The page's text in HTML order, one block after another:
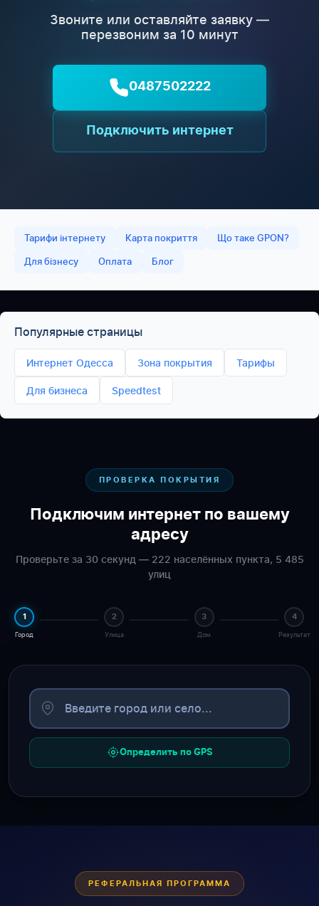
Звоните или оставляйте заявку —
перезвоним за 10 минут
0487502222
Подключить интернет
Тарифи інтернету Карта покриття Що таке GPON?
Для бізнесу Оплата Блог
Популярные страницы
Интернет Одесса Зона покрытия Тарифы
Для бизнеса Speedtest
ПРОВЕРКА ПОКРЫТИЯ
Подключим интернет по вашему
адресу
Проверьте за 30 секунд — 222 населённых пункта, 5 485
улиц
1
Город
2
Улица
3
Дом
4
Результат
Определить по GPS
РЕФЕРАЛЬНАЯ ПРОГРАММА